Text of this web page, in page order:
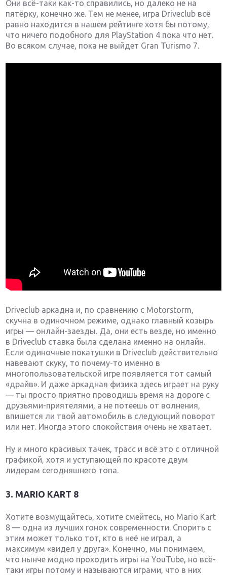
Они всё-таки как-то справились, но далеко не на
пятёрку, конечно же. Тем не менее, игра Driveclub всё
равно находится в нашем рейтинге хотя бы потому,
что ничего подобного для PlayStation 4 пока что нет.
Во всяком случае, пока не выйдет Gran Turismo 7.
Driveclub аркадна и, по сравнению с Motorstorm,
скучна в одиночном режиме, однако главный козырь
игры — онлайн-заезды. Да, они есть везде, но именно
в Driveclub ставка была сделана именно на онлайн.
Если одиночные покатушки в Driveclub действительно
навевают скуку, то почему-то именно в
многопользовательской игре появляется тот самый
«драйв». И даже аркадная физика здесь играет на руку
— ты просто приятно проводишь время на дороге с
друзьями-приятелями, а не потеешь от волнения,
впишется ли твой автомобиль в следующий поворот
или нет. Иногда этого спокойствия очень не хватает.
Ну и много красивых тачек, трасс и всё это с отличной
графикой, хотя и уступающей по красоте двум
лидерам сегодняшнего топа.
3. MARIO KART 8
Хотите возмущайтесь, хотите смейтесь, но Mario Kart
8 — одна из лучших гонок современности. Спорить с
этим может только тот, кто в неё не играл, а
максимум «видел у друга». Конечно, мы понимаем,
что нынче модно проходить игры на YouTube, но всё-
таки игры потому и называются играми, что в них